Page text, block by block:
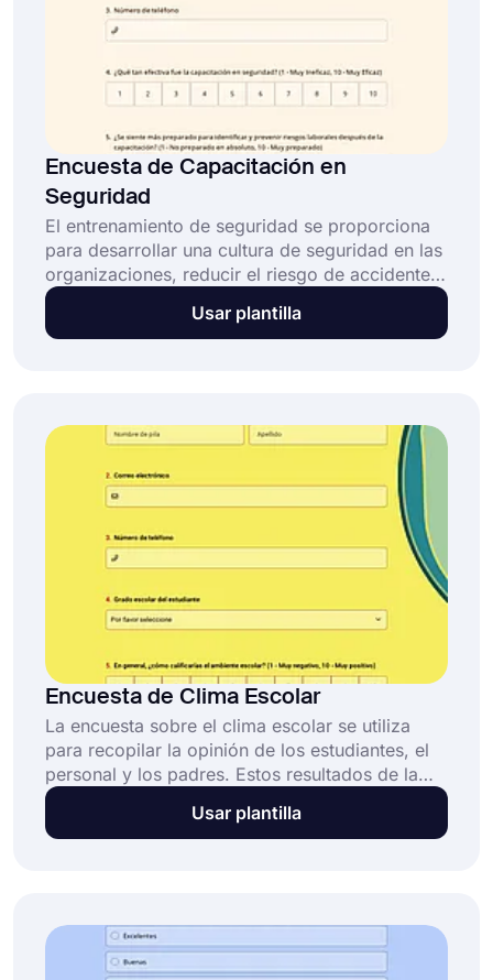
Encuesta de Capacitación en
Seguridad
El entrenamiento de seguridad se proporciona
para desarrollar una cultura de seguridad en las
organizaciones, reducir el riesgo de accidentes
y lesiones en el lugar de trabajo y garantizar el
cumplimiento de las regulaciones de seguridad.
entrenamiento y tomar las medidas necesarias!
Usar plantilla
Encuesta de Clima Escolar
La encuesta sobre el clima escolar se utiliza
para recopilar la opinión de los estudiantes, el
personal y los padres. Estos resultados de la
encuesta pueden utilizarse para mejorar el
ambiente escolar, aumentar la motivación y el
estudiantes. ¡Crea tu encuesta de forma gratuita
utilizando el modelo profesional de encuesta
sobre el clima escolar!
Usar plantilla